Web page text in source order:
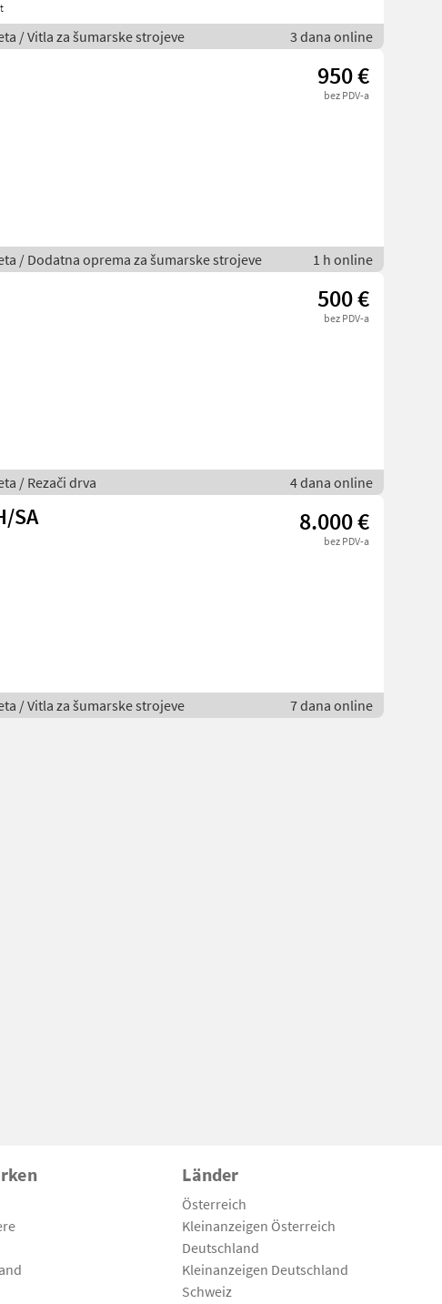
/ Vitla za šumarske strojeve 3 dana online
950 €
bez PDV-a
/ Dodatna oprema za šumarske strojeve 1 h online
500 €
bez PDV-a
/ Rezači drva 4 dana online
SA 8.000 €
bez PDV-a
/ Vitla za šumarske strojeve 7 dana online
Länder
Österreich
Kleinanzeigen Österreich
Deutschland
Kleinanzeigen Deutschland
Schweiz